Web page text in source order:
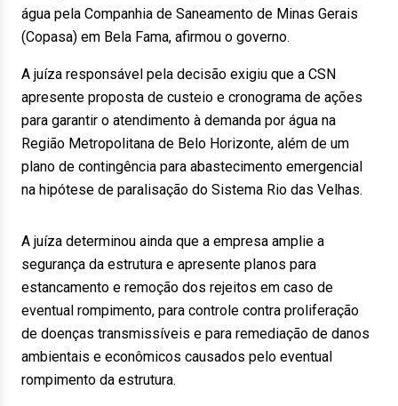
água pela Companhia de Saneamento de Minas Gerais
(Copasa) em Bela Fama, afirmou o governo.
A juíza responsável pela decisão exigiu que a CSN
apresente proposta de custeio e cronograma de ações
para garantir o atendimento à demanda por água na
Região Metropolitana de Belo Horizonte, além de um
plano de contingência para abastecimento emergencial
na hipótese de paralisação do Sistema Rio das Velhas.
A juíza determinou ainda que a empresa amplie a
segurança da estrutura e apresente planos para
estancamento e remoção dos rejeitos em caso de
eventual rompimento, para controle contra proliferação
de doenças transmissíveis e para remediação de danos
ambientais e econômicos causados pelo eventual
rompimento da estrutura.